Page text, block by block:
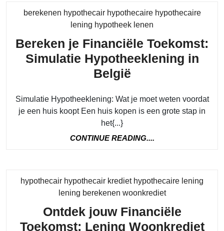
berekenen hypothecair hypothecaire hypothecaire
lening hypotheek lenen
Bereken je Financiële Toekomst:
Simulatie Hypotheeklening in
BelgiëBereken
Financiële
Toekomst:
Simulatie
België
Simulatie Hypotheeklening: Wat je moet weten voordat
je een huis koopt Een huis kopen is een grote stap in
het{...}
CONTINUE READING....
hypothecair hypothecair krediet hypothecaire lening
lening berekenen woonkredietCategory
Ontdek jouw Financiële
Toekomst: Lening Woonkrediet